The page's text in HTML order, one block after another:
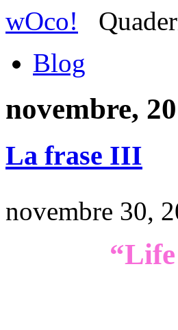
wOco!
Blog
novembre,
La frase III
novembre 30,